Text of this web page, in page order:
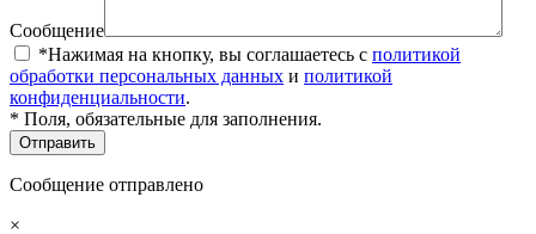
Сообщение
*Нажимая на кнопку, вы соглашаетесь с политикой
обработки персональных данных и политикой
конфиденциальности.
* Поля, обязательные для заполнения.
Сообщение отправлено
×